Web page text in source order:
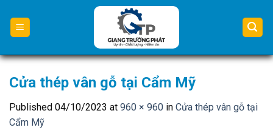
content
Cửa thép vân gỗ tại Cẩm Mỹ
Published 04/10/2023 at 960 × 960 in Cửa thép vân gỗ tại
Cẩm Mỹ